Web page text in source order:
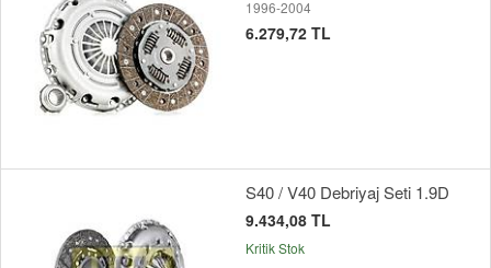
1996-2004
6.279,72 TL
S40 / V40 Debriyaj Seti 1.9D
9.434,08 TL
Kritik Stok